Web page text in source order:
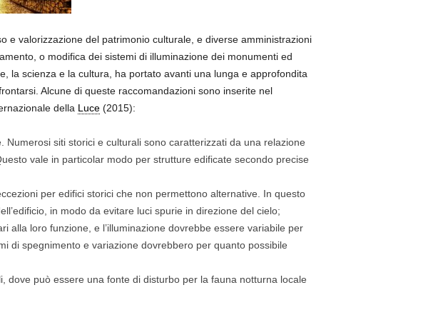
e valorizzazione del patrimonio culturale, e diverse amministrazioni
o modifica dei sistemi di illuminazione dei monumenti ed
la scienza e la cultura, ha portato avanti una lunga e approfondita
Alcune di queste raccomandazioni sono inserite nel
della Luce(2015):
Numerosi siti storici e culturali sono caratterizzati da una relazione
vale in particolar modo per strutture edificate secondo precise
per edifici storici che non permettono alternative. In questo
in modo da evitare luci spurie in direzione del cielo;
alla loro funzione, e l’illuminazione dovrebbe essere variabile per
di spegnimento e variazione dovrebbero per quanto possibile
dove può essere una fonte di disturbo per la fauna notturna locale